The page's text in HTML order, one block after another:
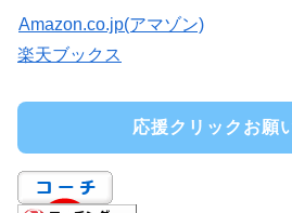
Amazon.co.jp(アマゾン)
楽天ブックス
応援クリックお願